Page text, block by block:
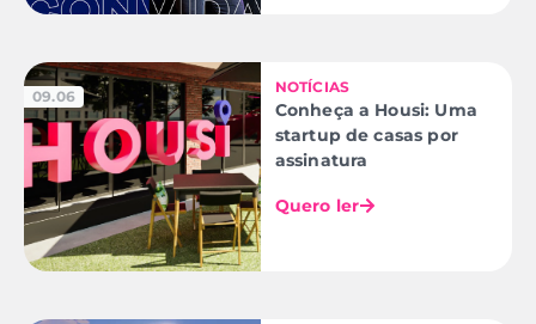
09.06
NOTÍCIAS
Conheça a Housi: Uma
startup de casas por
assinatura
Quero ler